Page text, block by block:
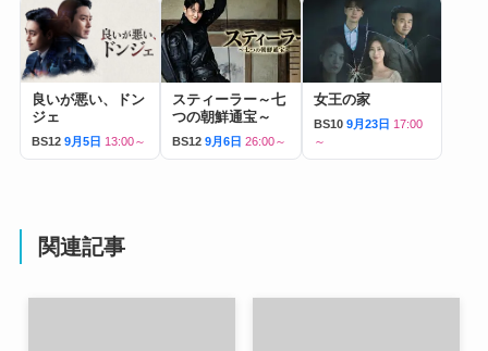
良いが悪い、ドン
ジェ
BS12 9月5日 13:00～
スティーラー～七
つの朝鮮通宝～
BS12 9月6日 26:00～
女王の家
BS10 9月23日 17:00
～
関連記事